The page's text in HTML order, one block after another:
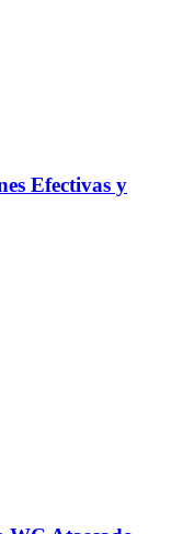
Efectivas y